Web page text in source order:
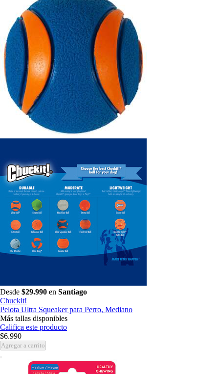
Desde $29.990 en Santiago
Chuckit!
Pelota Ultra Squeaker para Perro, Mediano
Más tallas disponibles
Califica este producto
$6.990
Agregar a carrito